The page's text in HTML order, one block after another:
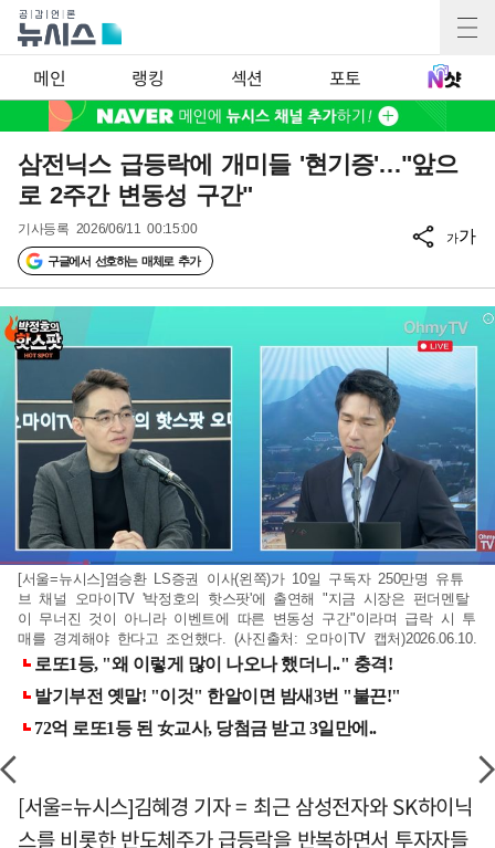
메인 랭킹 섹션 포토
삼전닉스 급등락에 개미들 '현기증'…"앞으
로 2주간 변동성 구간"
기사등록 2026/06/11 00:15:00
구글에서 선호하는 매체로 추가
가가
[서울=뉴시스]염승환 LS증권 이사(왼쪽)가 10일 구독자 250만명 유튜
브 채널 오마이TV '박정호의 핫스팟'에 출연해 "지금 시장은 펀더멘탈
이 무너진 것이 아니라 이벤트에 따른 변동성 구간"이라며 급락 시 투
매를 경계해야 한다고 조언했다. (사진출처: 오마이TV 캡처)2026.06.10.
[서울=뉴시스]김혜경 기자 = 최근 삼성전자와 SK하이닉
스를 비롯한 반도체주가 급등락을 반복하면서 투자자들